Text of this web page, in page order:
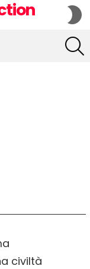
civiltà